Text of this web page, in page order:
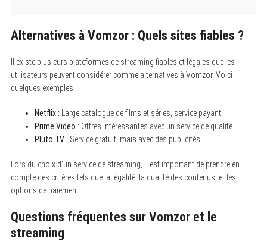
Alternatives à Vomzor : Quels sites fiables ?
Il existe plusieurs plateformes de streaming fiables et légales que les
utilisateurs peuvent considérer comme alternatives à Vomzor. Voici
quelques exemples :
Netflix : Large catalogue de films et séries, service payant.
Prime Video : Offres intéressantes avec un service de qualité.
Pluto TV : Service gratuit, mais avec des publicités.
Lors du choix d’un service de streaming, il est important de prendre en
compte des critères tels que la légalité, la qualité des contenus, et les
options de paiement.
Questions fréquentes sur Vomzor et le
streaming
S